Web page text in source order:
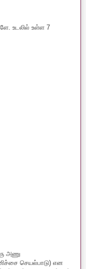
உடலில் உள்ள 7
அணு
செயல்பாடு) என